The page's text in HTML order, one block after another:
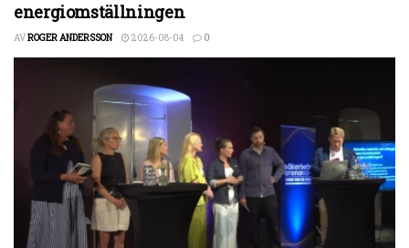
energiomställningen
AVROGER ANDERSSON 2026-08-04 0